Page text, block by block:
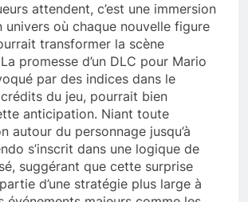
attendent, c’est une immersion
univers où chaque nouvelle figure
transformer la scène
promesse d’un DLC pour Mario
par des indices dans le
du jeu, pourrait bien
anticipation. Niant toute
autour du personnage jusqu’à
s’inscrit dans une logique de
suggérant que cette surprise
d’une stratégie plus large à